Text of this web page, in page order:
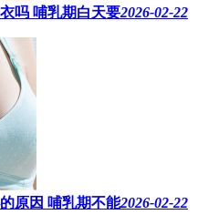
吗​ 哺乳期白天要2026-02-22
原因​ 哺乳期不能2026-02-22